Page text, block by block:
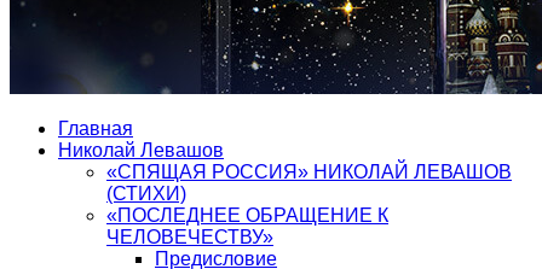
Главная
Николай Левашов
«СПЯЩАЯ РОССИЯ» НИКОЛАЙ ЛЕВАШОВ
(СТИХИ)
«ПОСЛЕДНЕЕ ОБРАЩЕНИЕ К
ЧЕЛОВЕЧЕСТВУ»
Предисловие